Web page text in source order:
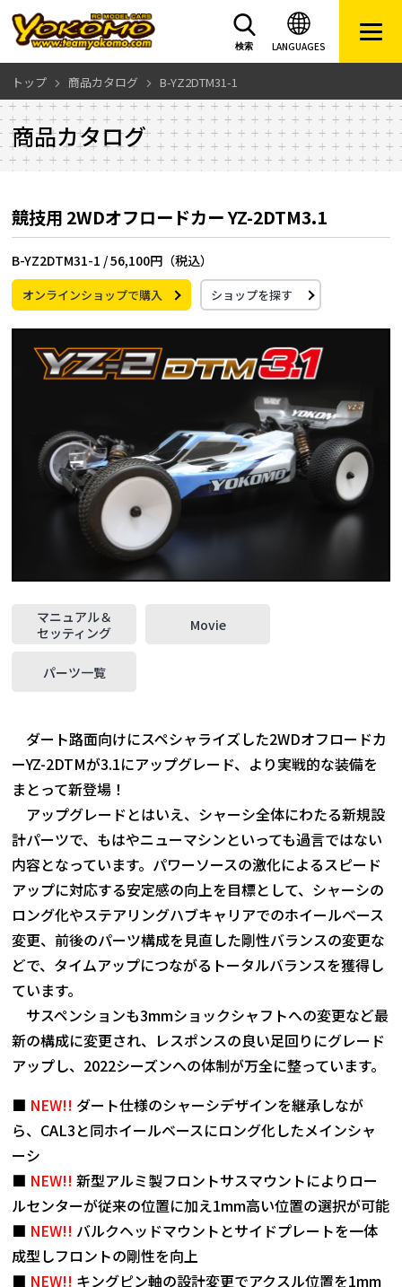
LANGUAGES
検索
トップ 商品カタログ B-YZ2DTM31-1
商品カタログ
競技用 2WDオフロードカー YZ-2DTM3.1
B-YZ2DTM31-1 /56,100円（税込）
オンラインショップで購入 ショップを探す
マニュアル＆
セッティング
Movie
パーツ一覧
ダート路面向けにスペシャライズした2WDオフロードカ
ーYZ-2DTMが3.1にアップグレード、より実戦的な装備を
まとって新登場！
アップグレードとはいえ、シャーシ全体にわたる新規設
計パーツで、もはやニューマシンといっても過言ではない
内容となっています。パワーソースの激化によるスピード
アップに対応する安定感の向上を目標として、シャーシの
ロング化やステアリングハブキャリアでのホイールベース
変更、前後のパーツ構成を見直した剛性バランスの変更な
どで、タイムアップにつながるトータルバランスを獲得し
ています。
サスペンションも3mmショックシャフトへの変更など最
新の構成に変更され、レスポンスの良い足回りにグレード
アップし、2022シーズンへの体制が万全に整っています。
■ NEW!! ダート仕様のシャーシデザインを継承しなが
ら、CAL3と同ホイールベースにロング化したメインシャ
ーシ
■ NEW!! 新型アルミ製フロントサスマウントによりロー
ルセンターが従来の位置に加え1mm高い位置の選択が可能
■ NEW!! バルクヘッドマウントとサイドプレートを一体
成型しフロントの剛性を向上
■ NEW!! キングピン軸の設計変更でアクスル位置を1mm